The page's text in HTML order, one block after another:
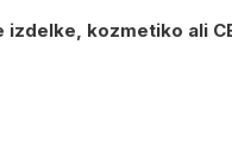
kozmetiko ali